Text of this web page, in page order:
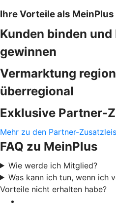
Ihre Vorteile als
Kunden binden und
gewinnen
Vermarktung
überregional
Exklusive Partner-
Mehr zu den Partner-
FAQ zu MeinPlus
Wie werde ich Mitglied?
Was kann ich tun, wenn ich
Vorteile nicht erhalten habe?